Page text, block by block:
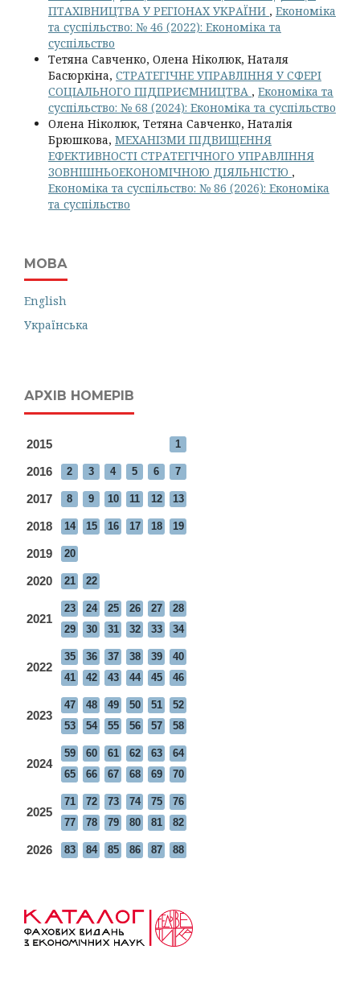
ПТАХІВНИЦТВА У РЕГІОНАХ УКРАЇНИ , Економіка
та суспільство: № 46 (2022): Економіка та
суспільство
Тетяна Савченко, Олена Ніколюк, Наталя
Басюркіна, СТРАТЕГІЧНЕ УПРАВЛІННЯ У СФЕРІ
СОЦІАЛЬНОГО ПІДПРИЄМНИЦТВА , Економіка та
суспільство: № 68 (2024): Економіка та суспільство
Олена Ніколюк, Тетяна Савченко, Наталія
Брюшкова, МЕХАНІЗМИ ПІДВИЩЕННЯ
ЕФЕКТИВНОСТІ СТРАТЕГІЧНОГО УПРАВЛІННЯ
ЗОВНІШНЬОЕКОНОМІЧНОЮ ДІЯЛЬНІСТЮ ,
Економіка та суспільство: № 86 (2026): Економіка
та суспільство
МОВА
English
Українська
АРХІВ НОМЕРІВ
2015 1
2016 2 3 4 5 6 7
2017 8 9 10 11 12 13
2018 14 15 16 17 18 19
2019 20
2020 21 22
2021
23 24 25 26 27
28
29
30 31 32 33 34
2022
35 36 37 38 39
40
41
42 43 44 45 46
2023
47 48 49 50 51
52
53
54 55 56 57 58
2024
59 60 61 62 63
64
65
66 67 68 69 70
2025
71 72 73 74 75
76
77
78 79 80 81 82
2026 83 84 85 86 87 88